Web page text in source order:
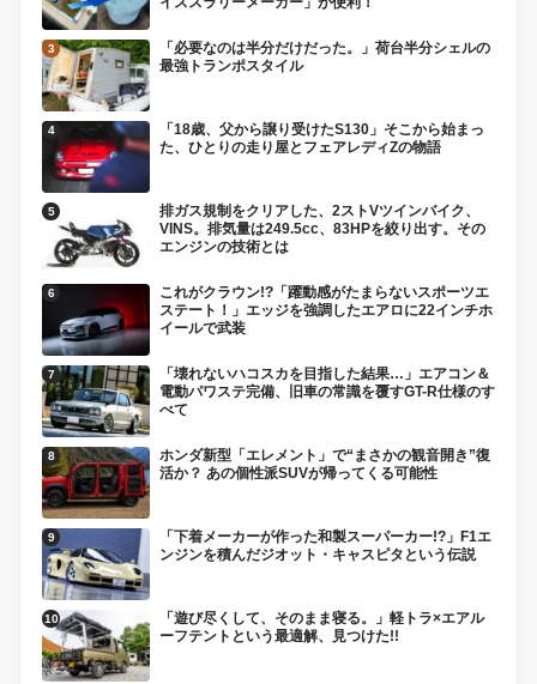
「必要なのは半分だけだった。」荷台半分シェルの
最強トランポスタイル
「18歳、父から譲り受けたS130」そこから始まっ
た、ひとりの走り屋とフェアレディZの物語
排ガス規制をクリアした、2ストVツインバイク、
VINS。排気量は249.5cc、83HPを絞り出す。その
エンジンの技術とは
これがクラウン!?「躍動感がたまらないスポーツエ
ステート！」エッジを強調したエアロに22インチホ
イールで武装
「壊れないハコスカを目指した結果…」エアコン＆
電動パワステ完備、旧車の常識を覆すGT-R仕様のす
べて
ホンダ新型「エレメント」で“まさかの観音開き”復
活か？ あの個性派SUVが帰ってくる可能性
「下着メーカーが作った和製スーパーカー!?」F1エ
ンジンを積んだジオット・キャスピタという伝説
「遊び尽くして、そのまま寝る。」軽トラ×エアル
ーフテントという最適解、見つけた!!